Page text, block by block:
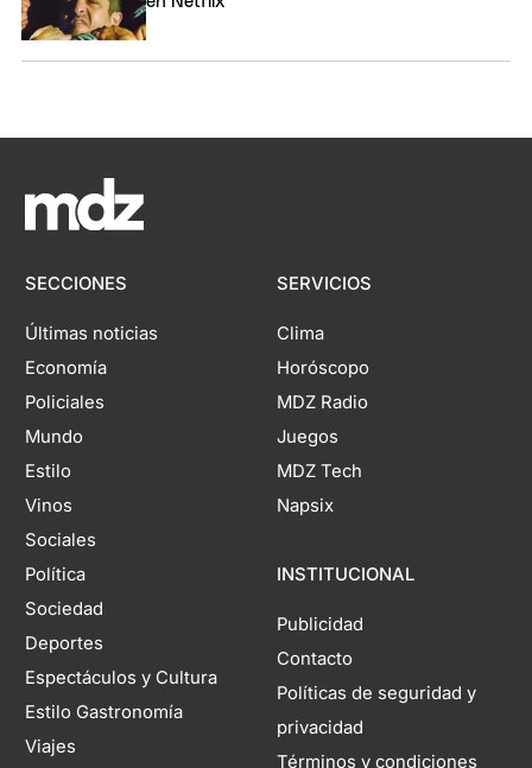
SECCIONES
Últimas noticias
Economía
Policiales
Mundo
Estilo
Vinos
Sociales
Política
Sociedad
Deportes
Espectáculos y Cultura
Estilo Gastronomía
Viajes
SERVICIOS
Clima
Horóscopo
MDZ Radio
Juegos
MDZ Tech
Napsix
INSTITUCIONAL
Publicidad
Contacto
Políticas de seguridad y
privacidad
Términos y condiciones